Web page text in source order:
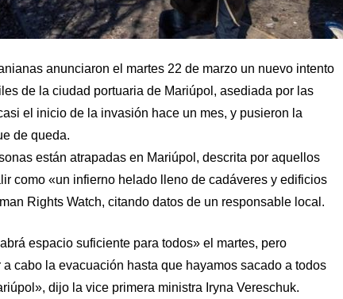
anunciaron el martes 22 de marzo un nuevo intento
de la ciudad portuaria de Mariúpol, asediada por las
el inicio de la invasión hace un mes, y pusieron la
de queda.
están atrapadas en Mariúpol, descrita por aquellos
como «un infierno helado lleno de cadáveres y edificios
Rights Watch, citando datos de un responsable local.
espacio suficiente para todos» el martes, pero
cabo la evacuación hasta que hayamos sacado a todos
dijo la vice primera ministra Iryna Vereschuk.